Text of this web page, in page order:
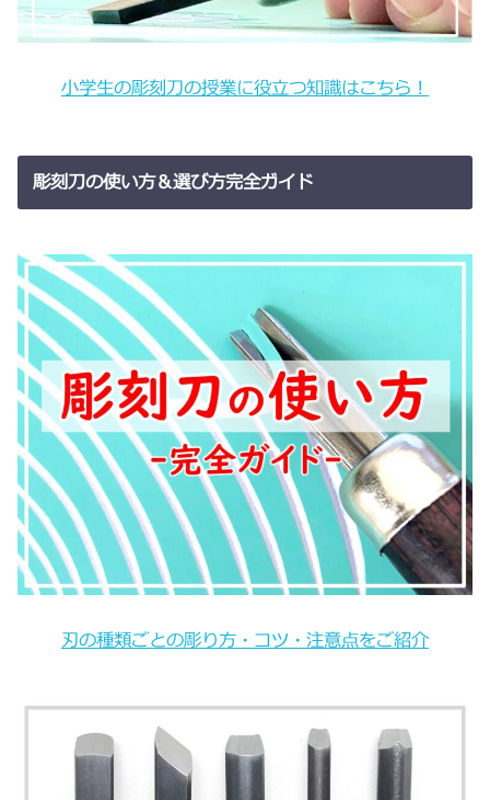
小学生の彫刻刀の授業に役立つ知識はこちら！
彫刻刀の使い方＆選び方完全ガイド
刃の種類ごとの彫り方・コツ・注意点をご紹介